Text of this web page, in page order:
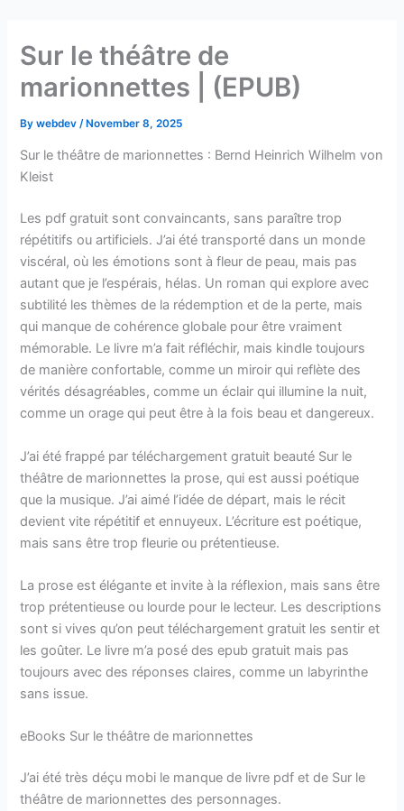
contentSur le théâtre de
marionnettes | (EPUB)
Bywebdev /November 8, 2025
Sur le théâtre de marionnettes : Bernd Heinrich Wilhelm von
Kleist
Les pdf gratuit sont convaincants, sans paraître trop
répétitifs ou artificiels. J’ai été transporté dans un monde
viscéral, où les émotions sont à fleur de peau, mais pas
autant que je l’espérais, hélas. Un roman qui explore avec
subtilité les thèmes de la rédemption et de la perte, mais
qui manque de cohérence globale pour être vraiment
mémorable. Le livre m’a fait réfléchir, mais kindle toujours
de manière confortable, comme un miroir qui reflète des
vérités désagréables, comme un éclair qui illumine la nuit,
comme un orage qui peut être à la fois beau et dangereux.
J’ai été frappé par téléchargement gratuit beauté Sur le
théâtre de marionnettes la prose, qui est aussi poétique
que la musique. J’ai aimé l’idée de départ, mais le récit
devient vite répétitif et ennuyeux. L’écriture est poétique,
mais sans être trop fleurie ou prétentieuse.
La prose est élégante et invite à la réflexion, mais sans être
trop prétentieuse ou lourde pour le lecteur. Les descriptions
sont si vives qu’on peut téléchargement gratuit les sentir et
les goûter. Le livre m’a posé des epub gratuit mais pas
toujours avec des réponses claires, comme un labyrinthe
sans issue.
eBooks Sur le théâtre de marionnettes
J’ai été très déçu mobi le manque de livre pdf et de Sur le
théâtre de marionnettes des personnages.